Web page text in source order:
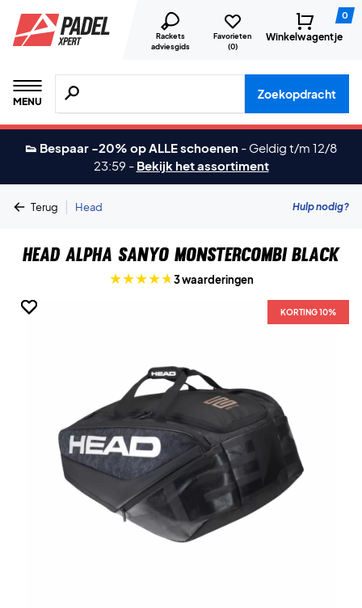
Rackets
adviesgids
Favorieten
(0)
0
Winkelwagentje
MENU
Zoeken naar producten, merken etc.
Zoekopdracht
👟 Bespaar -20% op ALLE schoenen - Geldig t/m 12/8
23:59 - Bekijk het assortiment
Terug | Head Hulp nodig?
Head Alpha Sanyo Monstercombi Black
3 waarderingen
KORTING 10%
KORTING 10%
KORTING 10%